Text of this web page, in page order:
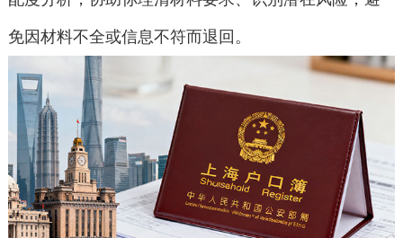
免因材料不全或信息不符而退回。